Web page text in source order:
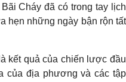
Cháy đã có trong tay lịch
hẹn những ngày bận rộn tất
kết quả của chiến lược đầu
của địa phương và các tập